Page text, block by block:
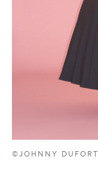
©JOHNNY DUFORT